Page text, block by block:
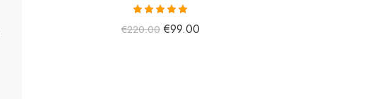
5 üzerinden
€220.00 €99.00